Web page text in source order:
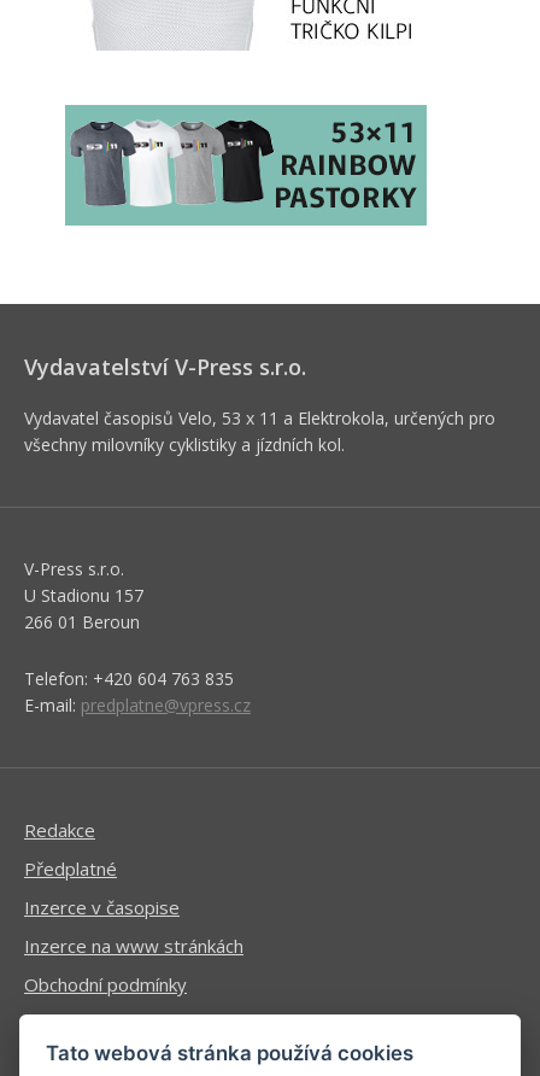
Vydavatelství V-Press s.r.o.
Vydavatel časopisů Velo, 53 x 11 a Elektrokola, určených pro
všechny milovníky cyklistiky a jízdních kol.
V-Press s.r.o.
U Stadionu 157
266 01 Beroun
Telefon: +420 604 763 835
E-mail: predplatne@vpress.cz
Redakce
Předplatné
Inzerce v časopise
Inzerce na www stránkách
Obchodní podmínky
Ochrana osobních údajů
Tato webová stránka používá cookies